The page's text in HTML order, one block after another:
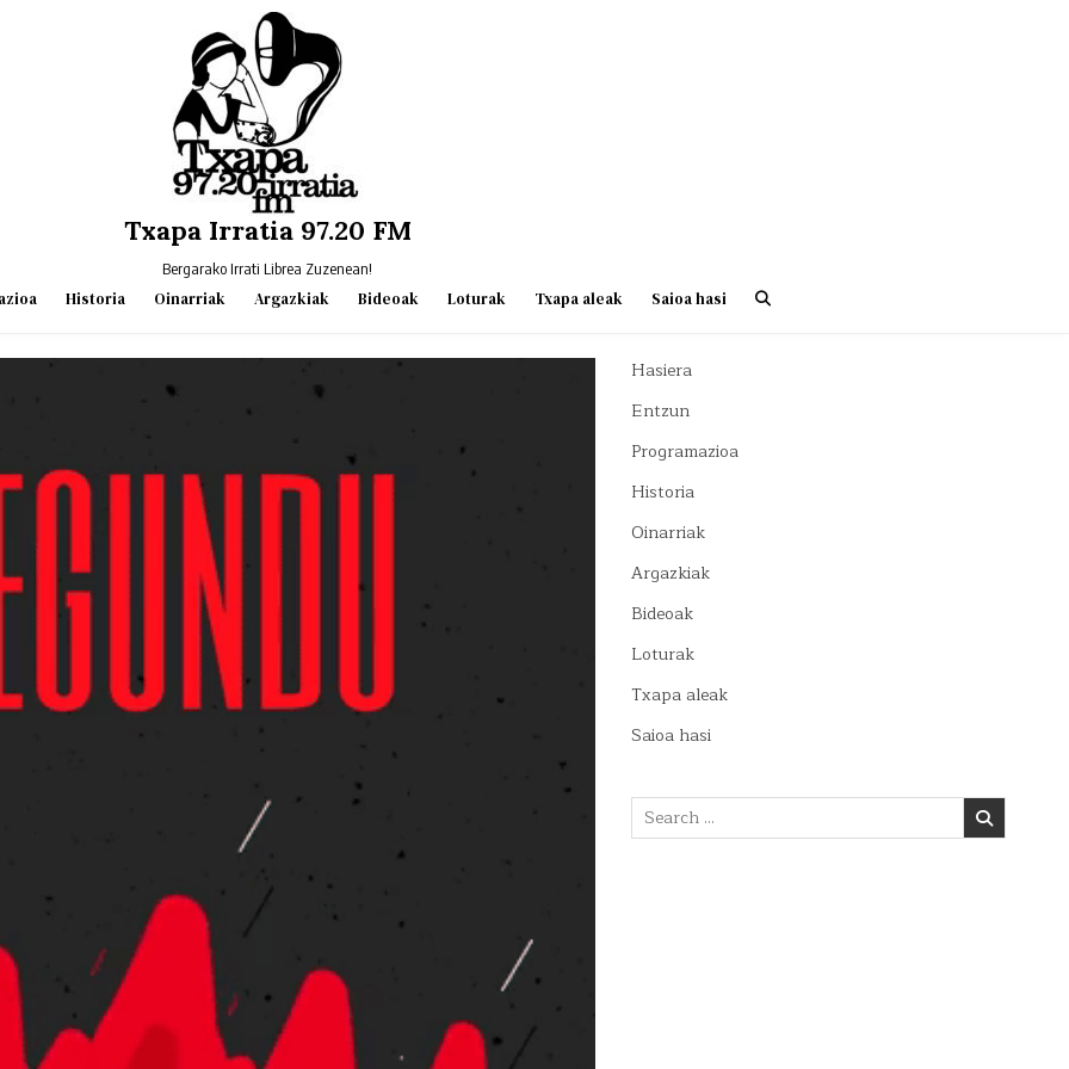
Txapa Irratia 97.20 FM
Bergarako Irrati Librea Zuzenean!
Historia Oinarriak Argazkiak Bideoak Loturak Txapa aleak Saioa hasi
Hasiera
Entzun
Programazioa
Historia
Oinarriak
Argazkiak
Bideoak
Loturak
Txapa aleak
Saioa hasi
Search
for: